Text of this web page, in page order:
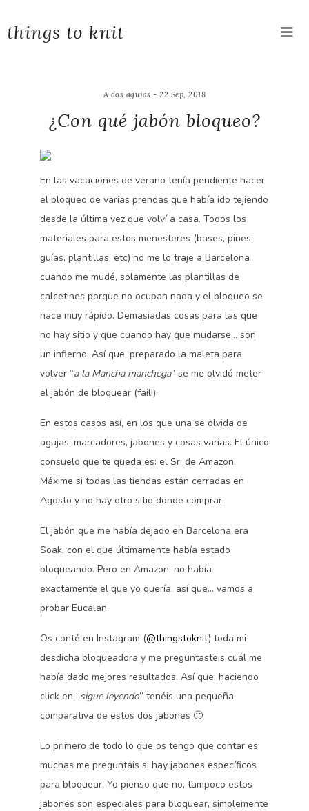
things to knit
A dos agujas - 22 Sep, 2018
¿Con qué jabón bloqueo?
En las vacaciones de verano tenía pendiente hacer
el bloqueo de varias prendas que había ido tejiendo
desde la última vez que volví a casa. Todos los
materiales para estos menesteres (bases, pines,
guías, plantillas, etc) no me lo traje a Barcelona
cuando me mudé, solamente las plantillas de
calcetines porque no ocupan nada y el bloqueo se
hace muy rápido. Demasiadas cosas para las que
no hay sitio y que cuando hay que mudarse… son
un infierno. Así que, preparado la maleta para
volver “a la Mancha manchega” se me olvidó meter
el jabón de bloquear (fail!).
En estos casos así, en los que una se olvida de
agujas, marcadores, jabones y cosas varias. El único
consuelo que te queda es: el Sr. de Amazon.
Máxime si todas las tiendas están cerradas en
Agosto y no hay otro sitio donde comprar.
El jabón que me había dejado en Barcelona era
Soak, con el que últimamente había estado
bloqueando. Pero en Amazon, no había
exactamente el que yo quería, así que… vamos a
probar Eucalan.
Os conté en Instagram (@thingstoknit) toda mi
desdicha bloqueadora y me preguntasteis cuál me
había dado mejores resultados. Así que, haciendo
click en “sigue leyendo” tenéis una pequeña
comparativa de estos dos jabones 🙂
Lo primero de todo lo que os tengo que contar es:
muchas me preguntáis si hay jabones específicos
para bloquear. Yo pienso que no, tampoco estos
jabones son especiales para bloquear, simplemente